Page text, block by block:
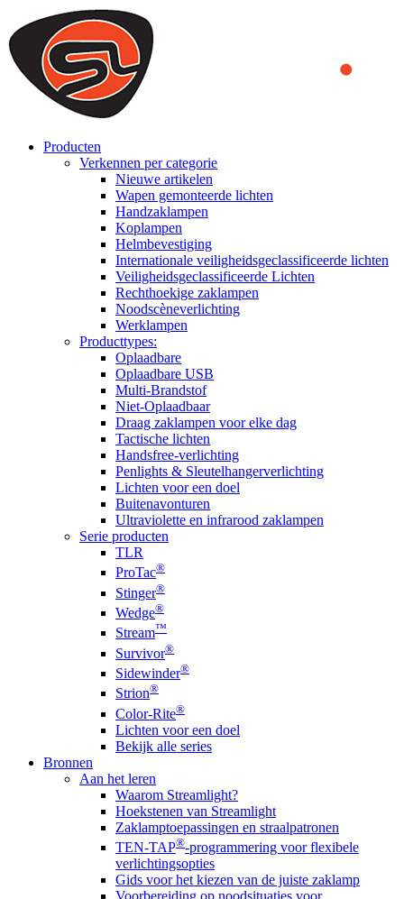
We use cookies to ensure that we provide you the best experience
on our website. By continuing to browse this website, you accept
that cookies are used to help us analyze how the website is used and
to offer you a better experience. To learn more or to find out how
you can disable cookies, you can access our
Producten
Verkennen per categorie
Nieuwe artikelen
Wapen gemonteerde lichten
Handzaklampen
Koplampen
Helmbevestiging
Internationale veiligheidsgeclassificeerde lichten
Veiligheidsgeclassificeerde Lichten
Rechthoekige zaklampen
Noodscèneverlichting
Werklampen
Producttypes:
Oplaadbare
Oplaadbare USB
Multi-Brandstof
Niet-Oplaadbaar
Draag zaklampen voor elke dag
Tactische lichten
Handsfree-verlichting
Penlights & Sleutelhangerverlichting
Lichten voor een doel
Buitenavonturen
Ultraviolette en infrarood zaklampen
Serie producten
TLR
ProTac®
Stinger®
Wedge®
Stream™
Survivor®
Sidewinder®
Strion®
Color-Rite®
Lichten voor een doel
Bekijk alle series
Bronnen
Aan het leren
Waarom Streamlight?
Hoekstenen van Streamlight
Zaklamptoepassingen en straalpatronen
TEN-TAP®-programmering voor flexibele
verlichtingsopties
Gids voor het kiezen van de juiste zaklamp
Voorbereiding op noodsituaties voor